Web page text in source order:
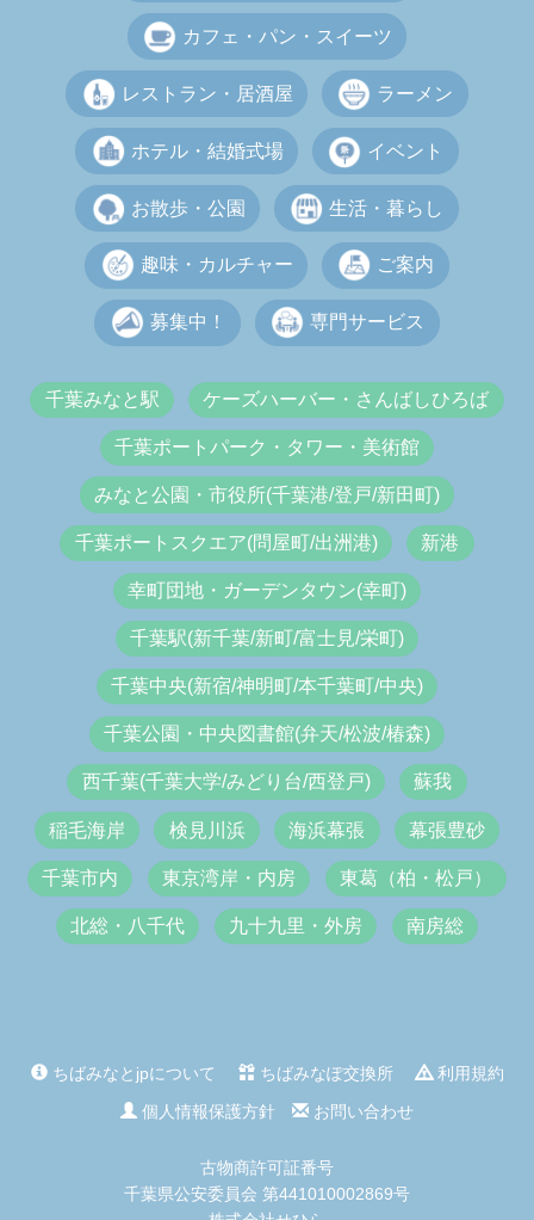
カフェ・パン・スイーツ
レストラン・居酒屋 ラーメン
ホテル・結婚式場 イベント
お散歩・公園 生活・暮らし
趣味・カルチャー ご案内
募集中！ 専門サービス
千葉みなと駅 ケーズハーバー・さんばしひろば
千葉ポートパーク・タワー・美術館
みなと公園・市役所(千葉港/登戸/新田町)
千葉ポートスクエア(問屋町/出洲港) 新港
幸町団地・ガーデンタウン(幸町)
千葉駅(新千葉/新町/富士見/栄町)
千葉中央(新宿/神明町/本千葉町/中央)
千葉公園・中央図書館(弁天/松波/椿森)
西千葉(千葉大学/みどり台/西登戸) 蘇我
稲毛海岸 検見川浜 海浜幕張 幕張豊砂
千葉市内 東京湾岸・内房 東葛（柏・松戸）
北総・八千代 九十九里・外房 南房総
ちばみなとjpについて ちばみなぽ交換所
利用規約
個人情報保護方針
お問い合わせ
古物商許可証番号
千葉県公安委員会 第441010002869号